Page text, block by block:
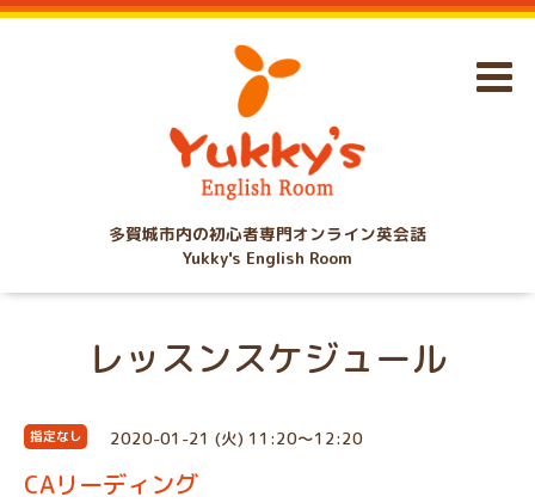
多賀城市内の初心者専門オンライン英会話
Yukky's English Room
レッスンスケジュール
指定なし 2020-01-21 (火) 11:20～12:20
CAリーディング